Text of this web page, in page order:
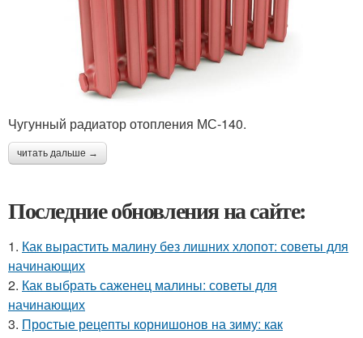
Чугунный радиатор отопления МС-140.
читать дальше →
Последние обновления на сайте:
1. Как вырастить малину без лишних хлопот: советы для
начинающих
2. Как выбрать саженец малины: советы для
начинающих
3. Простые рецепты корнишонов на зиму: как